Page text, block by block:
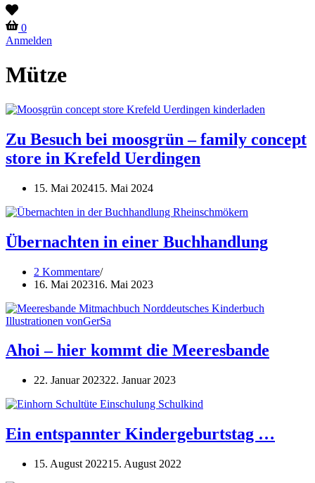
Wish
listWarenkorb
0
Anmelden
Mütze
Zu Besuch bei moosgrün – family concept
store in Krefeld Uerdingen
15. Mai 202415. Mai 2024
Übernachten in einer Buchhandlung
2 Kommentare
16. Mai 202316. Mai 2023
Ahoi – hier kommt die Meeresbande
22. Januar 202322. Januar 2023
Ein entspannter Kindergeburtstag …
15. August 202215. August 2022